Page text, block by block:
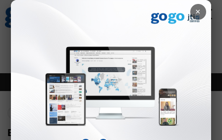
×
Зурхай
8.07
Онцлох Шинэ
Б.Содномдаржаа, Т.Чимгээ нарыг